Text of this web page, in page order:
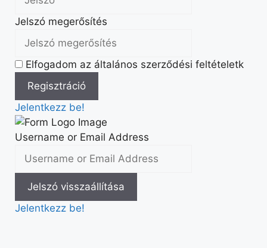
Jelszó megerősítés
Elfogadom az általános szerződési feltételetk
Jelentkezz be!
Username or Email Address
Jelentkezz be!